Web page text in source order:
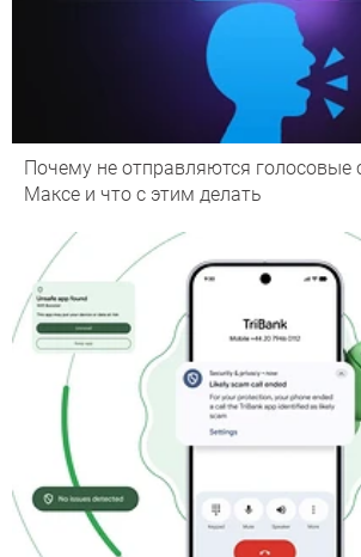
Почему не отправляются голосовые
Максе и что с этим делать